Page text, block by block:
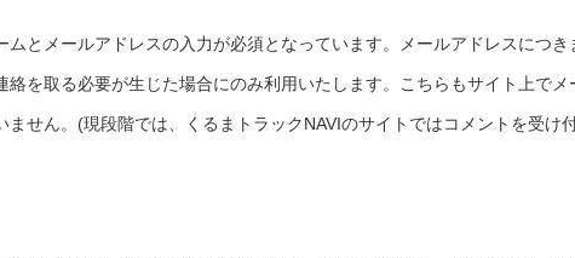
とメールアドレスの入力が必須となっています。メールアドレスにつき
絡を取る必要が生じた場合にのみ利用いたします。こちらもサイト上でメ
ません。(現段階では、くるまトラックNAVIのサイトではコメントを受け